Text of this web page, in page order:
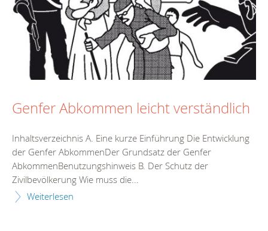
Genfer Abkommen leicht verständlich
Inhaltsverzeichnis A. Eine kurze Einführung Die Entwicklung
der Genfer AbkommenDer Grundsatz der Genfer
AbkommenBenutzungshinweis B. Der Schutz der
Zivilbevölkerung Wie muss die...
Weiterlesen